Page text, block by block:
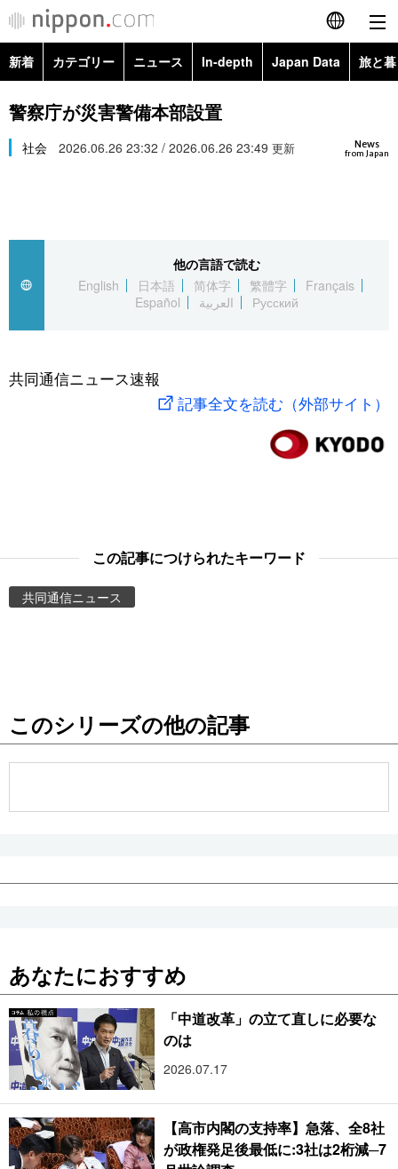
English
繁體字
العربية
社会
旅と暮らし
東京
新着 カテゴリー ニュース In-depth Japan Data 旅と
政治・外交
経済・ビジネス
社会
文化
科学・技術
暮らし
Images
お知らせ
警察庁が災害警備本部設置
News
from Japan
社会 2026.06.26 23:32 / 2026.06.26 23:49 更新
他の言語で読む
English
日本語 简体字 繁體字
Français
Español
العربية Русский
共同通信ニュース速報
記事全文を読む（外部サイト）
この記事につけられたキーワード
共同通信ニュース
このシリーズの他の記事
あなたにおすすめ
「中道改革」の立て直しに必要な
のは
2026.07.17
【高市内閣の支持率】急落、全8社
が政権発足後最低に:3社は2桁減─7